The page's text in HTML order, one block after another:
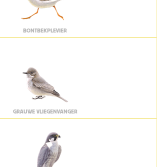
BONTBEKPLEVIER
GRAUWE VLIEGENVANGER